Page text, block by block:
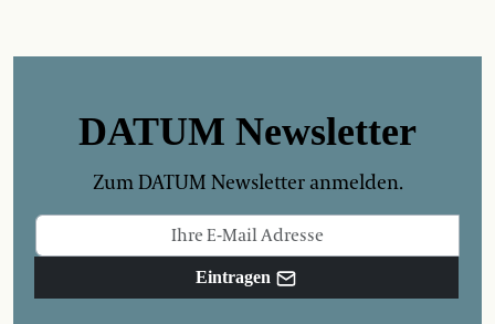
DATUM Newsletter
Zum DATUM Newsletter anmelden.
Eintragen